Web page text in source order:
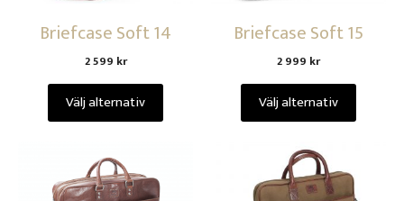
Briefcase Soft 14
2 599 kr
Välj alternativ
Briefcase Soft 15
2 999 kr
Välj alternativ